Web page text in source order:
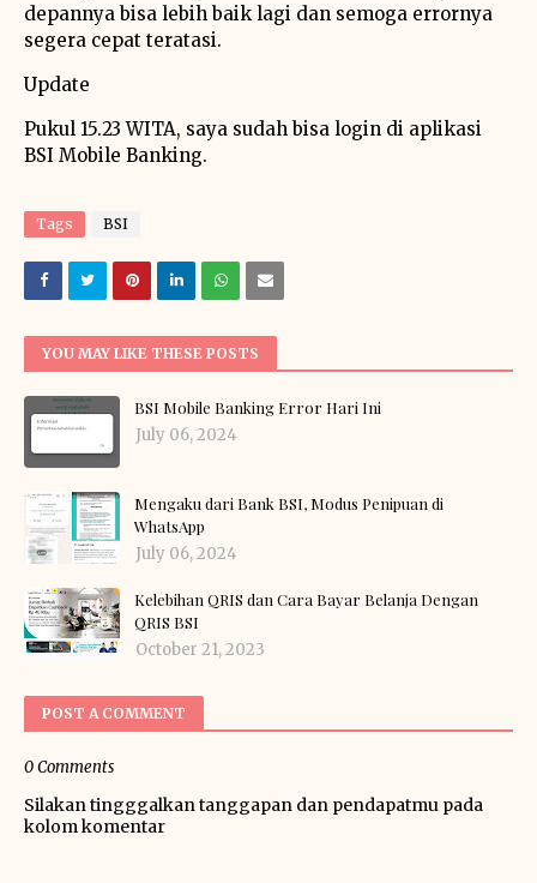
depannya bisa lebih baik lagi dan semoga errornya
segera cepat teratasi.
Update
Pukul 15.23 WITA, saya sudah bisa login di aplikasi
BSI Mobile Banking.
Tags BSI
YOU MAY LIKE THESE POSTS
BSI Mobile Banking Error Hari Ini
July 06, 2024
Mengaku dari Bank BSI, Modus Penipuan di
WhatsApp
July 06, 2024
Kelebihan QRIS dan Cara Bayar Belanja Dengan
QRIS BSI
October 21, 2023
POST A COMMENT
0 Comments
Silakan tingggalkan tanggapan dan pendapatmu pada
kolom komentar